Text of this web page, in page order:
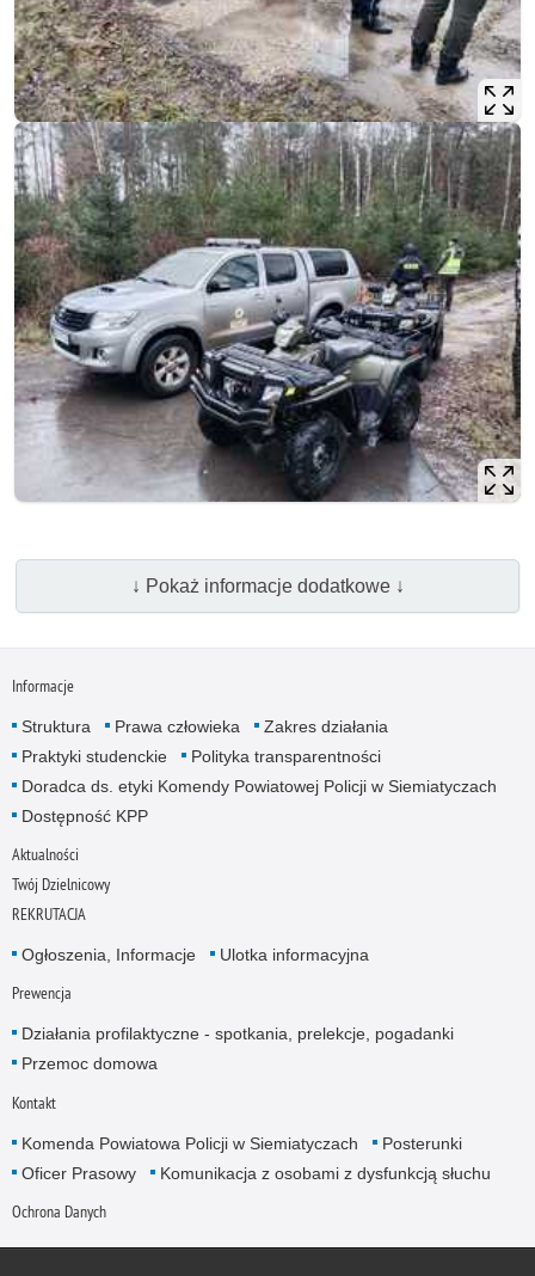
↓ Pokaż informacje dodatkowe ↓
Informacje
Struktura Prawa człowieka
Zakres działania
Praktyki studenckie
Polityka transparentności
Doradca ds. etyki Komendy Powiatowej Policji w Siemiatyczach
Dostępność KPP
Aktualności
Twój Dzielnicowy
REKRUTACJA
Ogłoszenia, Informacje Ulotka informacyjna
Prewencja
Działania profilaktyczne - spotkania, prelekcje, pogadanki
Przemoc domowa
Kontakt
Komenda Powiatowa Policji w Siemiatyczach
Posterunki
Oficer Prasowy
Komunikacja z osobami z dysfunkcją słuchu
Ochrona Danych